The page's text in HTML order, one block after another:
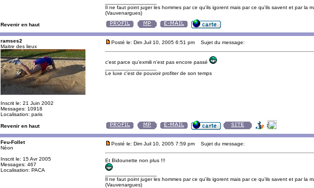
Il ne faut point juger les hommes par ce qu'ils igorent mais par ce qu'ils savent et par la
(Vauvenargues)
Revenir en haut
ramses2
Maitre des lieux
Inscrit le: 21 Juin 2002
Messages: 10918
Localisation: paris
Posté le: Dim Juil 10, 2005 6:51 pm Sujet du message:
c'est parce qu'exmili n'est pas encore passé
Le luxe c'est de pouvoir profiter de son temps
Revenir en haut
Feu-Follet
Néon
Inscrit le: 15 Avr 2005
Messages: 467
Localisation: PACA
Posté le: Dim Juil 10, 2005 7:59 pm Sujet du message:
Et Bidounette non plus !!!
Il ne faut point juger les hommes par ce qu'ils igorent mais par ce qu'ils savent et par la
(Vauvenargues)